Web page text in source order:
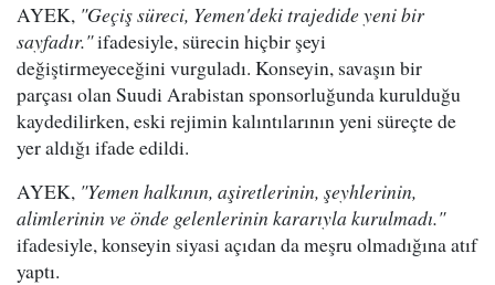
AYEK, "Geçiş süreci, Yemen'deki trajedide yeni bir
sayfadır."ifadesiyle, sürecin hiçbir şeyi
değiştirmeyeceğini vurguladı. Konseyin, savaşın bir
parçası olan Suudi Arabistan sponsorluğunda kurulduğu
kaydedilirken, eski rejimin kalıntılarının yeni süreçte de
yer aldığı ifade edildi.
AYEK, "Yemen halkının, aşiretlerinin, şeyhlerinin,
alimlerinin ve önde gelenlerinin kararıyla kurulmadı."
ifadesiyle, konseyin siyasi açıdan da meşru olmadığına atıf
yaptı.